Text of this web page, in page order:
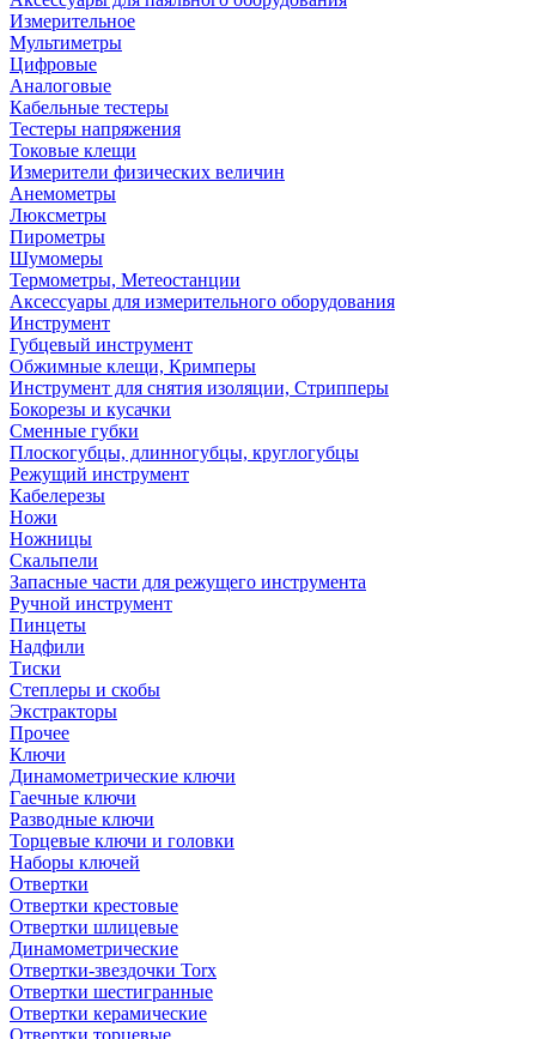
Измерительное
Мультиметры
Цифровые
Аналоговые
Кабельные тестеры
Тестеры напряжения
Токовые клещи
Измерители физических величин
Анемометры
Люксметры
Пирометры
Шумомеры
Термометры, Метеостанции
Аксессуары для измерительного оборудования
Инструмент
Губцевый инструмент
Обжимные клещи, Кримперы
Инструмент для снятия изоляции, Стрипперы
Бокорезы и кусачки
Сменные губки
Плоскогубцы, длинногубцы, круглогубцы
Режущий инструмент
Кабелерезы
Ножи
Ножницы
Скальпели
Запасные части для режущего инструмента
Ручной инструмент
Пинцеты
Надфили
Тиски
Степлеры и скобы
Экстракторы
Прочее
Ключи
Динамометрические ключи
Гаечные ключи
Разводные ключи
Торцевые ключи и головки
Наборы ключей
Отвертки
Отвертки крестовые
Отвертки шлицевые
Динамометрические
Отвертки-звездочки Torx
Отвертки шестигранные
Отвертки керамические
Отвертки торцевые